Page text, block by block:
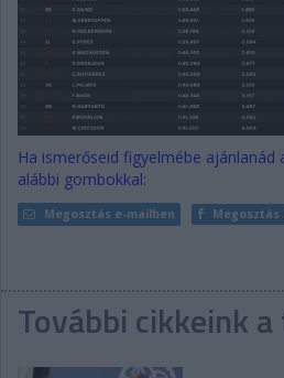
Ha ismerőseid figyelmébe
alábbi gombokkal:
Megosztás e-mailben Megosztás
További cikkeink